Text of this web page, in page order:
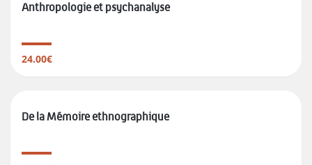
Anthropologie et psychanalyse
24.00€
De la Mémoire ethnographique